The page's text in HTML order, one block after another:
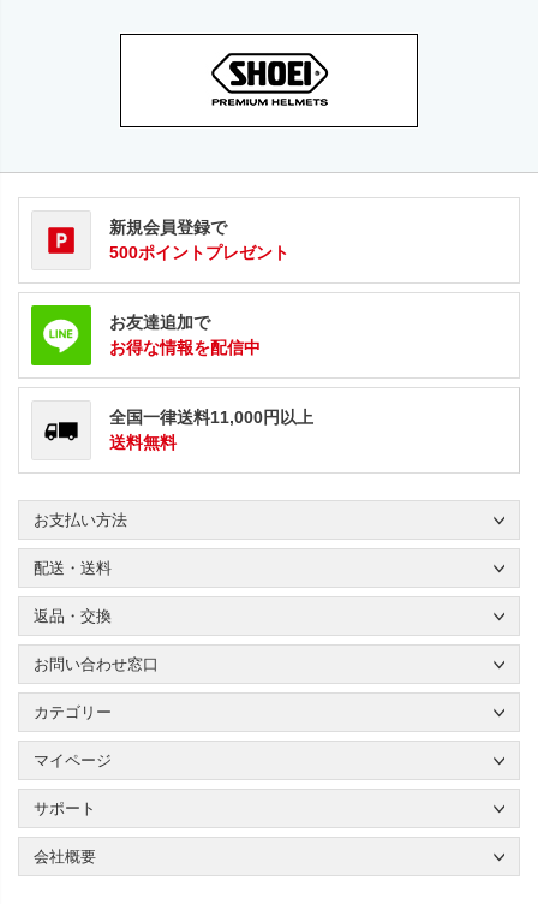
新規会員登録で
500ポイントプレゼント
お友達追加で
お得な情報を配信中
全国一律送料11,000円以上
送料無料
お支払い方法
配送・送料
返品・交換
お問い合わせ窓口
カテゴリー
マイページ
サポート
会社概要